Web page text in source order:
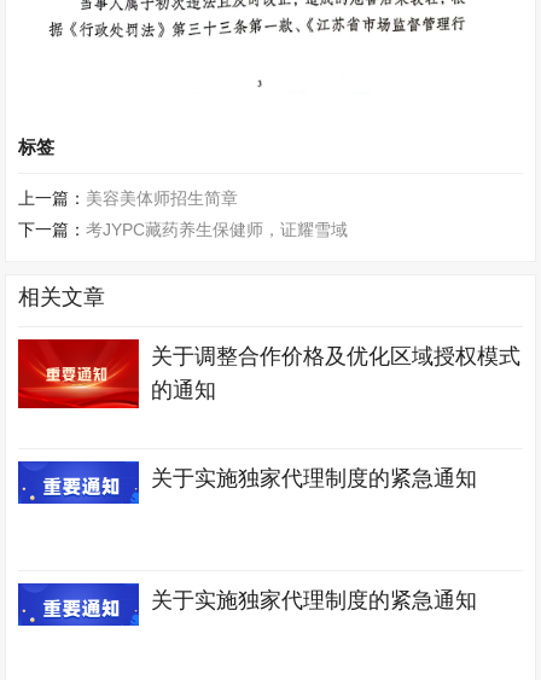
标签
上一篇： 美容美体师招生简章
下一篇：考JYPC藏药养生保健师，证耀雪域
相关文章
关于调整合作价格及优化区域授权模式
的通知
关于实施独家代理制度的紧急通知
关于实施独家代理制度的紧急通知